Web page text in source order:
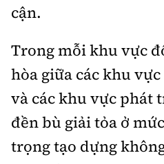
cận.
Trong mỗi khu vực
hòa giữa các khu
và các khu vực phát
đền bù giải tỏa ở
trọng tạo dựng